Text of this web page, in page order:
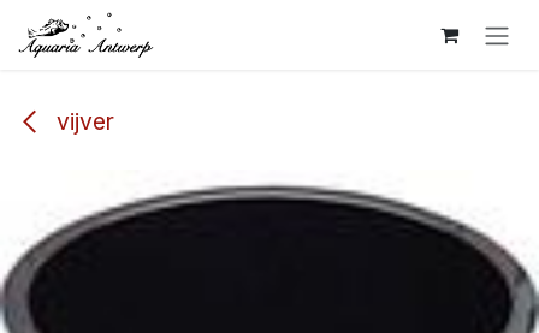
Overslaan naar inhoud
vijver